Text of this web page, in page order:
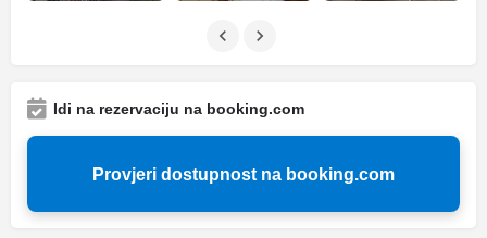
Idi na rezervaciju na booking.com
Provjeri dostupnost na booking.com